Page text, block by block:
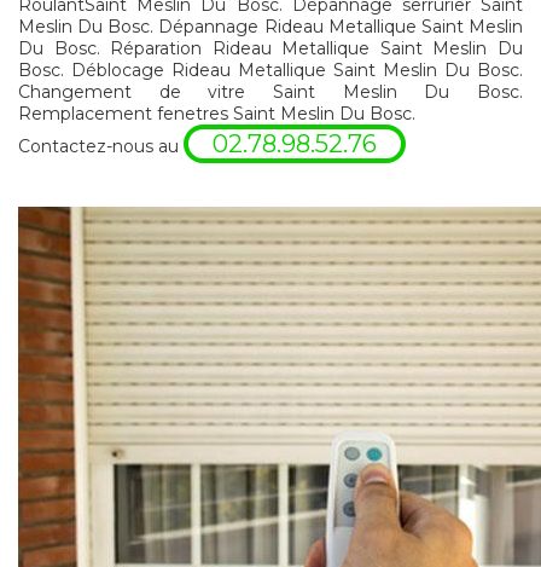
RoulantSaint Meslin Du Bosc. Dépannage serrurier Saint
Meslin Du Bosc. Dépannage Rideau Metallique Saint Meslin
Du Bosc. Réparation Rideau Metallique Saint Meslin Du
Bosc. Déblocage Rideau Metallique Saint Meslin Du Bosc.
Changement de vitre Saint Meslin Du Bosc.
Remplacement fenetres Saint Meslin Du Bosc.
Contactez-nous au
02.78.98.52.76